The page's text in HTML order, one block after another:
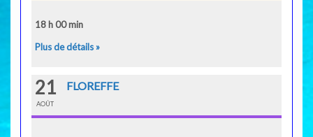
18 h 00 min
Plus de détails »
21
AOÛT
FLOREFFE